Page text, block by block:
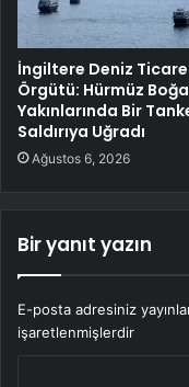
İngiltere Deniz
Örgütü: Hürmüz
Yakınlarında Bir
Saldırıya Uğradı
Ağustos 6, 2026
Bir yanıt yazın
E-posta adresiniz
işaretlenmişlerdir